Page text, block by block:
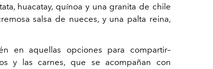
huacatay, quínoa y una granita de chile
salsa de nueces, y una palta reina,
en aquellas opciones para compartir–
y las carnes, que se acompañan con